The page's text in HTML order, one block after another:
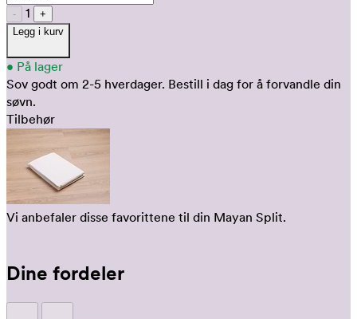
- 1
+
Legg i kurv
• På lager
Sov godt om 2-5 hverdager. Bestill i dag for å forvandle din
søvn.
Tilbehør
Vi anbefaler disse favorittene til din Mayan Split.
Dine fordeler